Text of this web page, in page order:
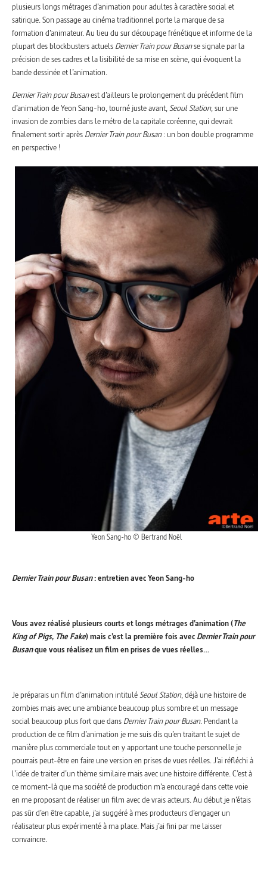
plusieurs longs métrages d’animation pour adultes à caractère social et
satirique. Son passage au cinéma traditionnel porte la marque de sa
formation d’animateur. Au lieu du sur découpage frénétique et informe de la
plupart des blockbusters actuels Dernier Train pour Busanse signale par la
précision de ses cadres et la lisibilité de sa mise en scène, qui évoquent la
bande dessinée et l’animation.
Dernier Train pour Busanest d’ailleurs le prolongement du précédent film
d’animation de Yeon Sang-ho, tourné juste avant,Seoul Station, sur une
invasion de zombies dans le métro de la capitale coréenne, qui devrait
finalement sortir après Dernier Train pour Busan: un bon double programme
en perspective !
Yeon Sang-ho © Bertrand Noël
Dernier Train pour Busan: entretien avec Yeon Sang-ho
Vous avez réalisé plusieurs courts et longs métrages d’animation (The
King of Pigs, The Fake) mais c’est la première fois avec Dernier Train pour
Busanque vous réalisez un film en prises de vues réelles…
Je préparais un film d’animation intituléSeoul Station, déjà une histoire de
zombies mais avec une ambiance beaucoup plus sombre et un message
social beaucoup plus fort que dans Dernier Train pour Busan. Pendant la
production de ce film d’animation je me suis dis qu’en traitant le sujet de
manière plus commerciale tout en y apportant une touche personnelle je
pourrais peut-être en faire une version en prises de vues réelles. J’ai réfléchi à
l’idée de traiter d’un thème similaire mais avec une histoire différente. C’est à
ce moment-là que ma société de production m’a encouragé dans cette voie
en me proposant de réaliser un film avec de vrais acteurs. Au début je n’étais
pas sûr d’en être capable, j’ai suggéré à mes producteurs d’engager un
réalisateur plus expérimenté à ma place. Mais j’ai fini par me laisser
convaincre.